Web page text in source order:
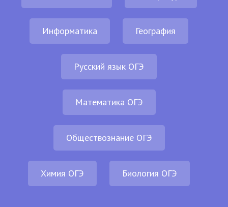
Информатика География
Русский язык ОГЭ
Математика ОГЭ
Обществознание ОГЭ
Химия ОГЭ Биология ОГЭ